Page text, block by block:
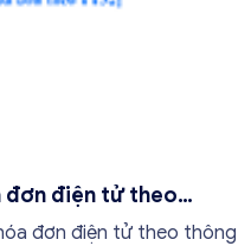
đơn điện tử theo
đơn điện tử theo thông